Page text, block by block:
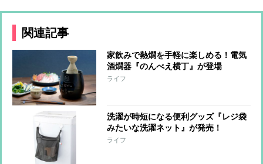
関連記事
家飲みで熱燗を手軽に楽しめる！電気
酒燗器『のんべえ横丁』が登場
ライフ
洗濯が時短になる便利グッズ『レジ袋
みたいな洗濯ネット』が発売！
ライフ